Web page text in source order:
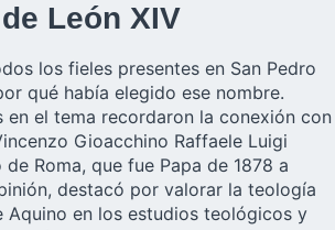
León XIV
los fieles presentes en San Pedro
qué había elegido ese nombre.
el tema recordaron la conexión con
Gioacchino Raffaele Luigi
Roma, que fue Papa de 1878 a
destacó por valorar la teología
Aquino en los estudios teológicos y